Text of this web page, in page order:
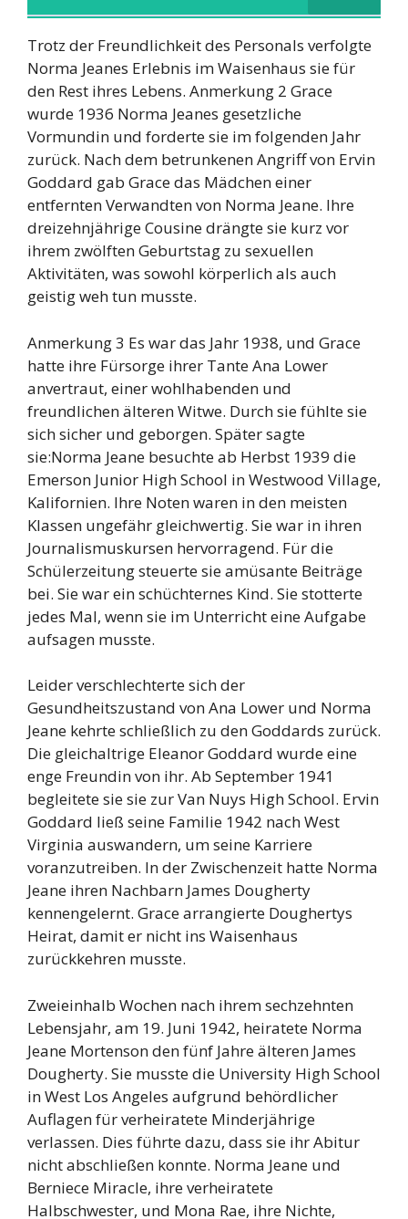
Trotz der Freundlichkeit des Personals verfolgte
Norma Jeanes Erlebnis im Waisenhaus sie für
den Rest ihres Lebens. Anmerkung 2 Grace
wurde 1936 Norma Jeanes gesetzliche
Vormundin und forderte sie im folgenden Jahr
zurück. Nach dem betrunkenen Angriff von Ervin
Goddard gab Grace das Mädchen einer
entfernten Verwandten von Norma Jeane. Ihre
dreizehnjährige Cousine drängte sie kurz vor
ihrem zwölften Geburtstag zu sexuellen
Aktivitäten, was sowohl körperlich als auch
geistig weh tun musste.
Anmerkung 3 Es war das Jahr 1938, und Grace
hatte ihre Fürsorge ihrer Tante Ana Lower
anvertraut, einer wohlhabenden und
freundlichen älteren Witwe. Durch sie fühlte sie
sich sicher und geborgen. Später sagte
sie:Norma Jeane besuchte ab Herbst 1939 die
Emerson Junior High School in Westwood Village,
Kalifornien. Ihre Noten waren in den meisten
Klassen ungefähr gleichwertig. Sie war in ihren
Journalismuskursen hervorragend. Für die
Schülerzeitung steuerte sie amüsante Beiträge
bei. Sie war ein schüchternes Kind. Sie stotterte
jedes Mal, wenn sie im Unterricht eine Aufgabe
aufsagen musste.
Leider verschlechterte sich der
Gesundheitszustand von Ana Lower und Norma
Jeane kehrte schließlich zu den Goddards zurück.
Die gleichaltrige Eleanor Goddard wurde eine
enge Freundin von ihr. Ab September 1941
begleitete sie sie zur Van Nuys High School. Ervin
Goddard ließ seine Familie 1942 nach West
Virginia auswandern, um seine Karriere
voranzutreiben. In der Zwischenzeit hatte Norma
Jeane ihren Nachbarn James Dougherty
kennengelernt. Grace arrangierte Doughertys
Heirat, damit er nicht ins Waisenhaus
zurückkehren musste.
Zweieinhalb Wochen nach ihrem sechzehnten
Lebensjahr, am 19. Juni 1942, heiratete Norma
Jeane Mortenson den fünf Jahre älteren James
Dougherty. Sie musste die University High School
in West Los Angeles aufgrund behördlicher
Auflagen für verheiratete Minderjährige
verlassen. Dies führte dazu, dass sie ihr Abitur
nicht abschließen konnte. Norma Jeane und
Berniece Miracle, ihre verheiratete
Halbschwester, und Mona Rae, ihre Nichte,